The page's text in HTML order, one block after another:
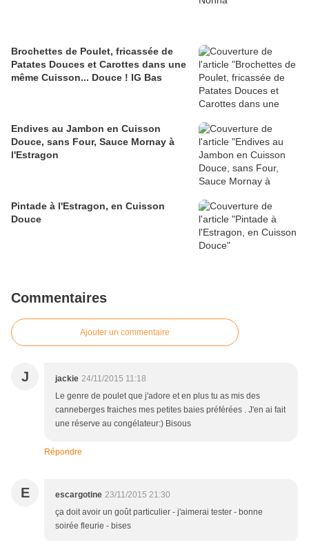
Brochettes de Poulet, fricassée de
Patates Douces et Carottes dans une
même Cuisson... Douce ! IG Bas
Endives au Jambon en Cuisson
Douce, sans Four, Sauce Mornay à
l'Estragon
Pintade à l'Estragon, en Cuisson
Douce
Commentaires
Ajouter un commentaire
J jackie 24/11/2015 11:18
Le genre de poulet que j'adore et en plus tu as mis des
canneberges fraiches mes petites baies préférées . J'en ai fait
une réserve au congélateur:) Bisous
Répondre
E escargotine 23/11/2015 21:30
ça doit avoir un goût particulier - j'aimerai tester - bonne
soirée fleurie - bises